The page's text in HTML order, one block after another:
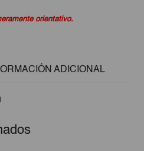
orientativo.
ADICIONAL